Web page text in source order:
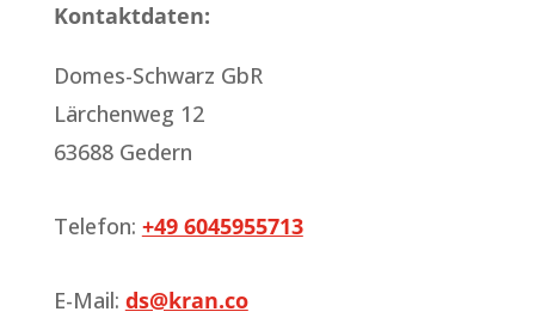
Kontaktdaten:
Domes-Schwarz GbR
Lärchenweg 12
63688 Gedern
Telefon: +49 6045955713
E-Mail: ds@kran.co